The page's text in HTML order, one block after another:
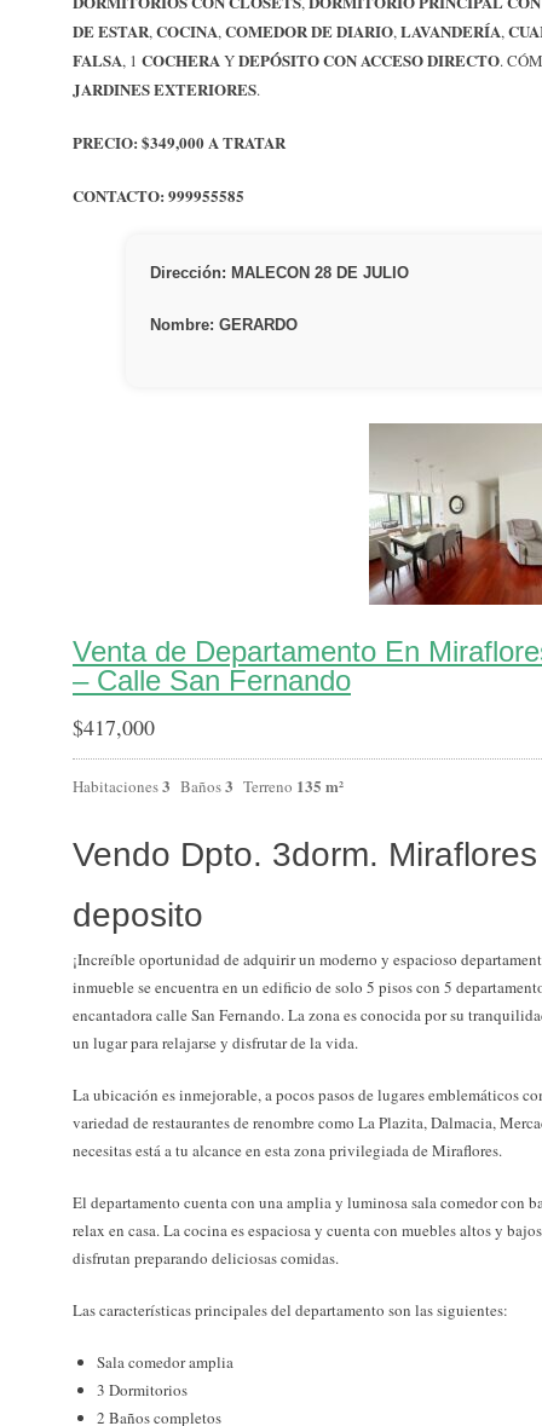
DE ESTAR,COCINA,COMEDOR DE DIARIO,LAVANDERÍA,
FALSA, 1 COCHERAYDEPÓSITO CON ACCESO DIRECTO.
JARDINES EXTERIORES.
PRECIO: $349,000 A TRATAR
CONTACTO: 999955585
Dirección: MALECON 28 DE JULIO
Nombre: GERARDO
Venta de Departamento En
– Calle San Fernando
$417,000
Habitaciones3 Baños3 Terreno 135 m²
Vendo Dpto. 3dorm.
deposito
¡Increíble oportunidad de adquirir un moderno y espacioso
inmueble se encuentra en un edificio de solo 5 pisos con 5
encantadora calle San Fernando. La zona es conocida por su
un lugar para relajarse y disfrutar de la vida.
La ubicación es inmejorable, a pocos pasos de lugares emblemáticos
variedad de restaurantes de renombre como La Plazita, Dalmacia,
necesitas está a tu alcance en esta zona privilegiada de Miraflores.
El departamento cuenta con una amplia y luminosa sala comedor con
relax en casa. La cocina es espaciosa y cuenta con muebles altos y
disfrutan preparando deliciosas comidas.
Las características principales del departamento son las siguientes:
Sala comedor amplia
3 Dormitorios
2 Baños completos